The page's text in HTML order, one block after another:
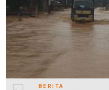
BERITA